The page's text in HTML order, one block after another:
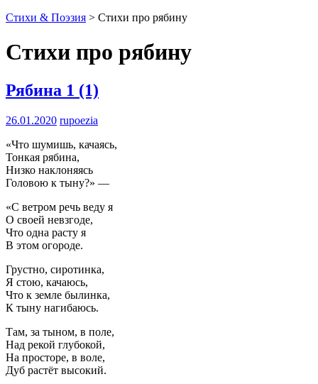
Стихи & Поэзия > Стихи про рябину
Стихи про рябину
Рябина 1 (1)
26.01.2020 rupoezia
«Что шумишь, качаясь,
Тонкая рябина,
Низко наклоняясь
Головою к тыну?» —
«С ветром речь веду я
О своей невзгоде,
Что одна расту я
В этом огороде.
Грустно, сиротинка,
Я стою, качаюсь,
Что к земле былинка,
К тыну нагибаюсь.
Там, за тыном, в поле,
Над рекой глубокой,
На просторе, в воле,
Дуб растёт высокий.